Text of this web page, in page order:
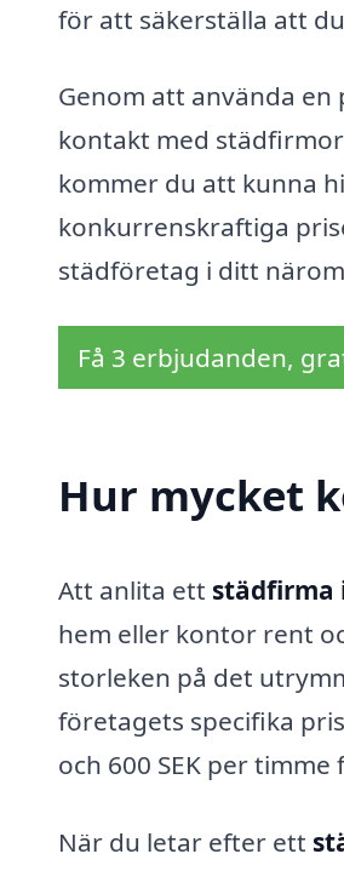
för att säkerställa att
Genom att använda
kontakt med
kommer du att kunna
konkurrenskraftiga
städföretag i ditt
Få 3 erbjudanden,
Hur mycket
Att anlita ett städfirma
hem eller kontor rent
storleken på det
företagets specifika
och 600 SEK per
När du letar efter ett